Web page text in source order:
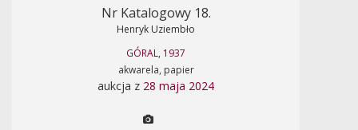
Nr Katalogowy 18.
Henryk Uziembło
GÓRAL, 1937
akwarela, papier
aukcja z 28 maja 2024